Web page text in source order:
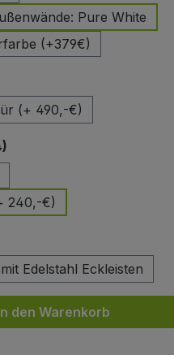
Pure White
(+379€)
(+ 490,-€)
240,-€)
mit Edelstahl Eckleisten
gewünschten
den Warenkorb